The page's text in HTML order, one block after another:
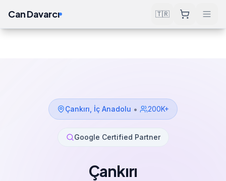
Can Davarcı 🇹🇷
Çankırı İç Anadolu • 200K+
Google Certified Partner
Çankırı